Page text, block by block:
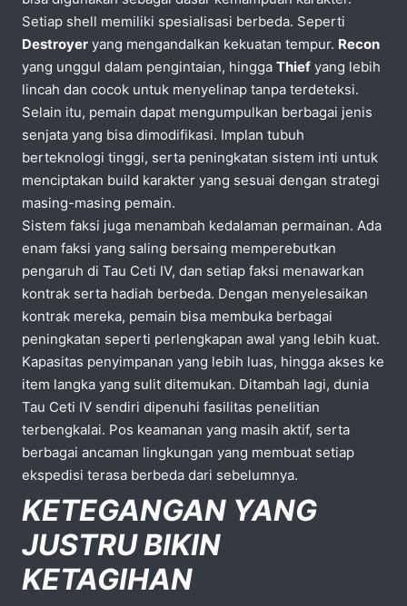
Setiap shell memiliki spesialisasi berbeda. Seperti
Destroyer yang mengandalkan kekuatan tempur. Recon
yang unggul dalam pengintaian, hingga Thief yang lebih
lincah dan cocok untuk menyelinap tanpa terdeteksi.
Selain itu, pemain dapat mengumpulkan berbagai jenis
senjata yang bisa dimodifikasi. Implan tubuh
berteknologi tinggi, serta peningkatan sistem inti untuk
menciptakan build karakter yang sesuai dengan strategi
masing-masing pemain.
Sistem faksi juga menambah kedalaman permainan. Ada
enam faksi yang saling bersaing memperebutkan
pengaruh di Tau Ceti IV, dan setiap faksi menawarkan
kontrak serta hadiah berbeda. Dengan menyelesaikan
kontrak mereka, pemain bisa membuka berbagai
peningkatan seperti perlengkapan awal yang lebih kuat.
Kapasitas penyimpanan yang lebih luas, hingga akses ke
item langka yang sulit ditemukan. Ditambah lagi, dunia
Tau Ceti IV sendiri dipenuhi fasilitas penelitian
terbengkalai. Pos keamanan yang masih aktif, serta
berbagai ancaman lingkungan yang membuat setiap
ekspedisi terasa berbeda dari sebelumnya.
KETEGANGAN YANG
JUSTRU BIKIN
KETAGIHAN